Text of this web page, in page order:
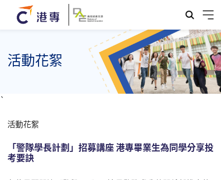
活動花絮
`
活動花絮
「警隊學長計劃」招募講座 港專畢業生為同學分享投
考要訣